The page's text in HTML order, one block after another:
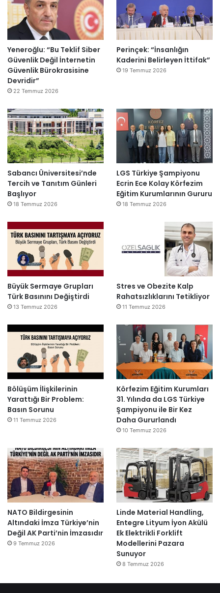
Yeneroğlu: “Bu Teklif Siber
Güvenlik Değil İnternetin
Güvenlik Bürokrasisine
Devridir”
22 Temmuz 2026
Perinçek: “İnsanlığın
Kaderini Belirleyen İttifak”
19 Temmuz 2026
Sabancı Üniversitesi’nde
Tercih ve Tanıtım Günleri
Başlıyor
18 Temmuz 2026
LGS Türkiye Şampiyonu
Ecrin Ece Kolay Körfezim
Eğitim Kurumlarının Gururu
18 Temmuz 2026
Büyük Sermaye Grupları
Türk Basınını Değiştirdi
13 Temmuz 2026
Stres ve Obezite Kalp
Rahatsızlıklarını Tetikliyor
11 Temmuz 2026
Bölüşüm İlişkilerinin
Yarattığı Bir Problem:
Basın Sorunu
11 Temmuz 2026
Körfezim Eğitim Kurumları
31. Yılında da LGS Türkiye
Şampiyonu ile Bir Kez
Daha Gururlandı
10 Temmuz 2026
NATO Bildirgesinin
Altındaki İmza Türkiye’nin
Değil AK Parti’nin İmzasıdır
9 Temmuz 2026
Linde Material Handling,
Entegre Lityum İyon Akülü
Ek Elektrikli Forklift
Modellerini Pazara
Sunuyor
8 Temmuz 2026